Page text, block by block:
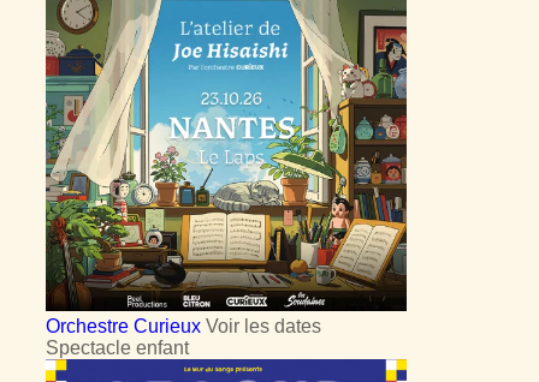
Orchestre Curieux Voir les dates
Spectacle enfant